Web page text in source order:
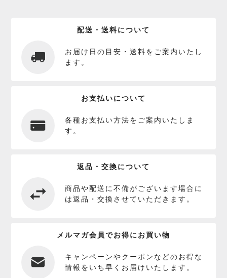
配送・送料について
お届け日の目安・送料をご案内いたし
ます。
お支払いについて
各種お支払い方法をご案内いたしま
す。
返品・交換について
商品や配送に不備がございます場合に
は返品・交換させていただきます。
メルマガ会員でお得にお買い物
キャンペーンやクーポンなどのお得な
情報をいち早くお届けいたします。